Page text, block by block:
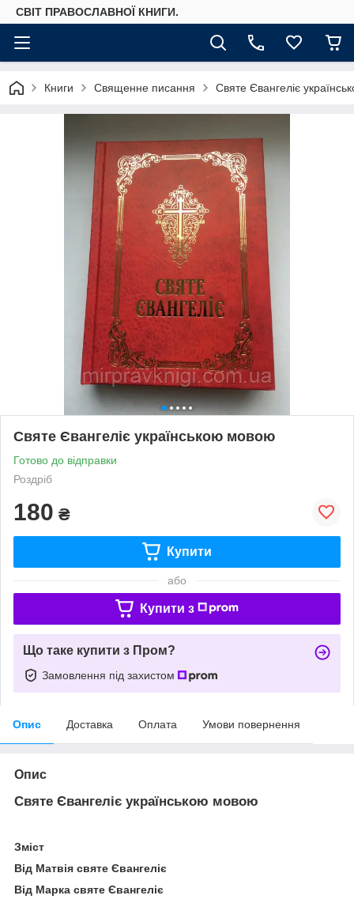
СВІТ ПРАВОСЛАВНОЇ КНИГИ.
Книги Священне писання Святе Євангеліє
Святе Євангеліє українською мовою
Готово до відправки
Роздріб
180 ₴
Купити
або
Купити з
Що таке купити з Пром?
Замовлення під захистом
Опис Доставка Оплата Умови повернення
Опис
Святе Євангеліє українською мовою
Зміст
Від Матвія святе Євангеліє
Від Марка святе Євангеліє